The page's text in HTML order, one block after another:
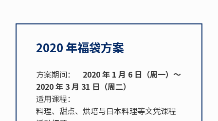
2020 年福袋方案
方案期间： 2020 年 1 月 6 日（周一）～
2020 年 3 月 31 日（周二）
适用课程：
料理、甜点、烘培与日本料理等文凭课程